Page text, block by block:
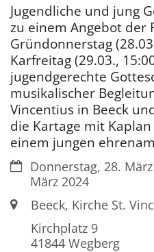
Jugendliche und jung
zu einem Angebot der
Gründonnerstag
Karfreitag (29.03.,
jugendgerechte
musikalischer
Vincentius in Beeck
die Kartage mit
einem jungen
Datum:Donnerstag, 28.
März 2024
Ort: Beeck, Kirche St.
Kirchplatz 9
41844 Wegberg